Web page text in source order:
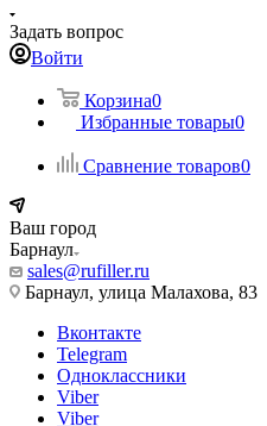
Задать вопрос
Войти
Корзина0
Избранные товары0
Сравнение товаров0
Ваш город
Барнаул
sales@rufiller.ru
Барнаул, улица Малахова, 83
Вконтакте
Telegram
Одноклассники
Viber
Viber